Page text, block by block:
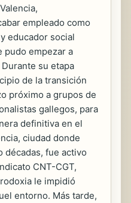
empleado como
educador social
pudo empezar a
su etapa
de la transición
próximo a grupos de
gallegos, para
definitiva en el
ciudad donde
décadas, fue activo
CNT-CGT,
le impidió
entorno. Más tarde,